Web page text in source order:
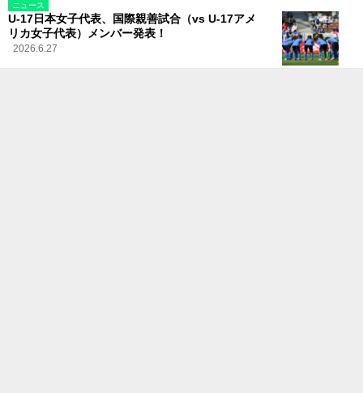
ニュース
U-17日本女子代表、国際親善試合（vs U-17アメ
リカ女子代表）メンバー発表！
2026.6.27